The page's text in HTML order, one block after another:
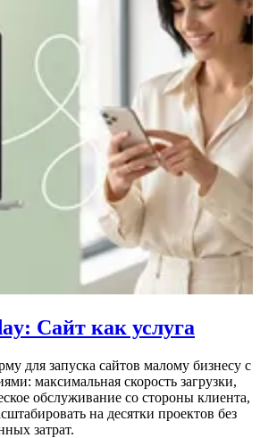
Сайт как услуга
для запуска сайтов малому бизнесу с
максимальная скорость загрузки,
обслуживание со стороны клиента,
на десятки проектов без
затрат.